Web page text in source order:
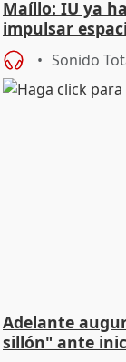
Maíllo: IU ya
impulsar
Sonido
Adelante
sillón" ante